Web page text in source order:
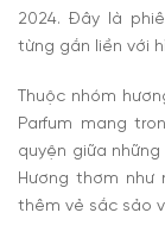
2024. Đây là
từng gắn liền với
Thuộc nhóm
Parfum mang
quyện giữa
Hương thơm
thêm vẻ sắc sảo